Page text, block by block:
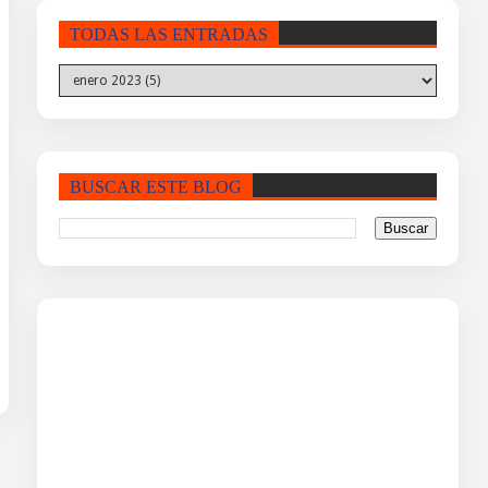
TODAS LAS ENTRADAS
BUSCAR ESTE BLOG